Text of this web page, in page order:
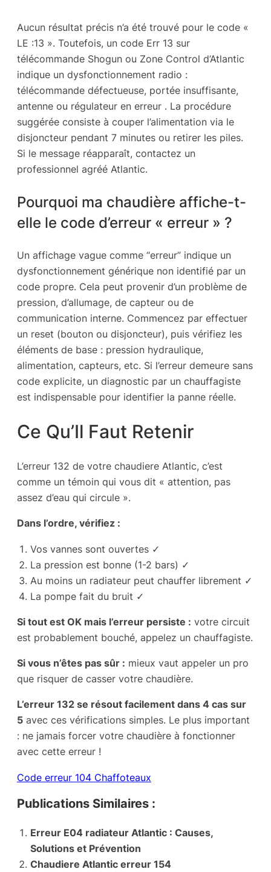
Aucun résultat précis n’a été trouvé pour le code «
LE :13 ». Toutefois, un code Err 13 sur
télécommande Shogun ou Zone Control d’Atlantic
indique un dysfonctionnement radio :
télécommande défectueuse, portée insuffisante,
antenne ou régulateur en erreur . La procédure
suggérée consiste à couper l’alimentation via le
disjoncteur pendant 7 minutes ou retirer les piles.
Si le message réapparaît, contactez un
professionnel agréé Atlantic.
Pourquoi ma chaudière affiche-t-
elle le code d’erreur « erreur » ?
Un affichage vague comme “erreur” indique un
dysfonctionnement générique non identifié par un
code propre. Cela peut provenir d’un problème de
pression, d’allumage, de capteur ou de
communication interne. Commencez par effectuer
un reset (bouton ou disjoncteur), puis vérifiez les
éléments de base : pression hydraulique,
alimentation, capteurs, etc. Si l’erreur demeure sans
code explicite, un diagnostic par un chauffagiste
est indispensable pour identifier la panne réelle.
Ce Qu’Il Faut Retenir
L’erreur 132 de votre chaudiere Atlantic, c’est
comme un témoin qui vous dit « attention, pas
assez d’eau qui circule ».
Dans l’ordre, vérifiez :
Vos vannes sont ouvertes ✓
La pression est bonne (1-2 bars) ✓
Au moins un radiateur peut chauffer librement ✓
La pompe fait du bruit ✓
Si tout est OK mais l’erreur persiste : votre circuit
est probablement bouché, appelez un chauffagiste.
Si vous n’êtes pas sûr : mieux vaut appeler un pro
que risquer de casser votre chaudière.
L’erreur 132 se résout facilement dans 4 cas sur
5 avec ces vérifications simples. Le plus important
: ne jamais forcer votre chaudière à fonctionner
avec cette erreur !
Code erreur 104 Chaffoteaux
Publications Similaires :
Erreur E04 radiateur Atlantic : Causes,
Solutions et Prévention
Chaudiere Atlantic erreur 154